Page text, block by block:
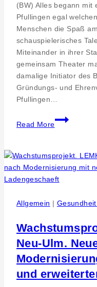
(BW) Alles begann mit
Pfullingen egal
Menschen die Spaß
schauspielerisches
Miteinander in ihrer
gemeinsam Theater
damalige Initiator des
Gründungs- und
Pfullingen…
Read More
Theater-
Kult
20
Jahre
Pickles
Eine
Ausstellung
zeigt
Stationen
aus
ihrer
Allgemein |
Neu-Ulm.
und